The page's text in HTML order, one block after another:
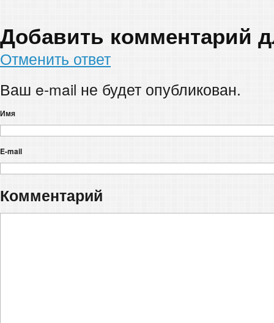
Добавить комментарий
Отменить ответ
Ваш e-mail не будет опубликован.
Имя
E-mail
Комментарий